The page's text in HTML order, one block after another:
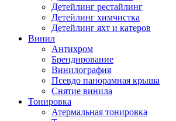
Детейлинг рестайлинг
Детейлинг химчистка
Детейлинг яхт и катеров
Винил
Антихром
Брендирование
Винилография
Псевдо панорамная крыша
Снятие винила
Тонировка
Атермальная тонировка